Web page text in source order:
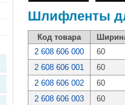
Шлифленты
Код товара
2 608 606 000
60
2 608 606 001
60
2 608 606 002
60
2 608 606 003
60